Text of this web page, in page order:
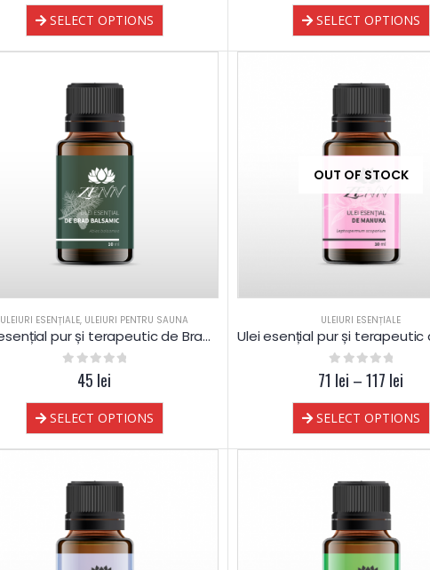
SELECT OPTIONS SELECT OPTIONS
ULEIURI ESENȚIALE, ULEIURI PENTRU SAUNA
Ulei esențial pur și terapeutic de Brad Balsamic
out of 5
45 lei
SELECT OPTIONS
OUT OF STOCK
ULEIURI ESENȚIALE
0 out of 5
71 lei –117 lei
SELECT OPTIONS